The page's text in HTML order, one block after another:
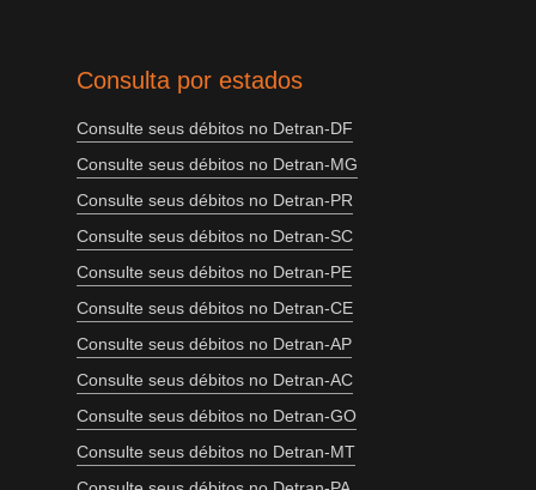
Consulta por estados
Consulte seus débitos no Detran-DF
Consulte seus débitos no Detran-MG
Consulte seus débitos no Detran-PR
Consulte seus débitos no Detran-SC
Consulte seus débitos no Detran-PE
Consulte seus débitos no Detran-CE
Consulte seus débitos no Detran-AP
Consulte seus débitos no Detran-AC
Consulte seus débitos no Detran-GO
Consulte seus débitos no Detran-MT